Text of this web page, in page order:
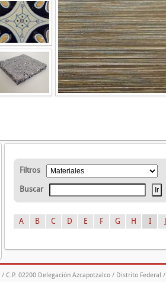
Filtros
Buscar
A B C D E F G H I
C.P. 02200 Delegación Azcapotzalco / Distrito Federal